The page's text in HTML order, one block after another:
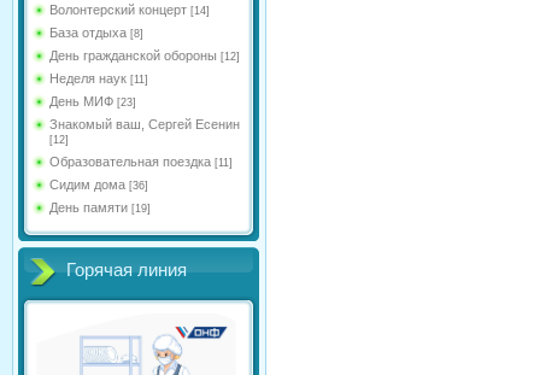
Волонтерский концерт [14]
База отдыха [8]
День гражданской обороны [12]
Неделя наук [11]
День МИФ [23]
Знакомый ваш, Сергей Есенин
[12]
Образовательная поездка [11]
Сидим дома [36]
День памяти [19]
Горячая линия